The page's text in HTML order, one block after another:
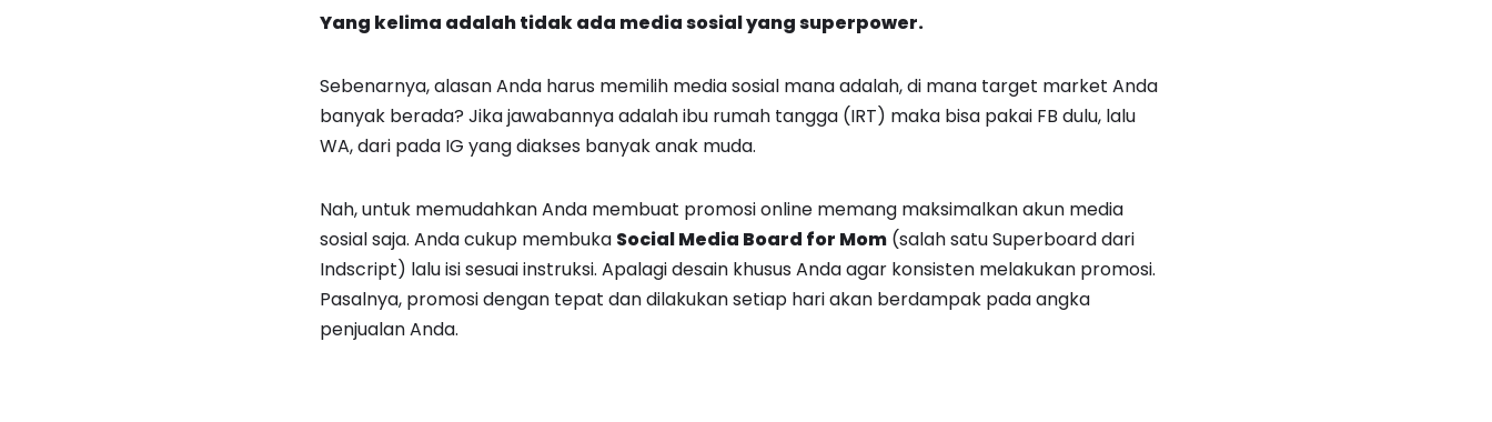
Yang kelima adalah tidak ada media sosial yang superpower.
Sebenarnya, alasan Anda harus memilih media sosial mana adalah, di mana target market Anda
banyak berada? Jika jawabannya adalah ibu rumah tangga (IRT) maka bisa pakai FB dulu, lalu
WA, dari pada IG yang diakses banyak anak muda.
Nah, untuk memudahkan Anda membuat promosi online memang maksimalkan akun media
sosial saja. Anda cukup membuka Social Media Board for Mom (salah satu Superboard dari
Indscript) lalu isi sesuai instruksi. Apalagi desain khusus Anda agar konsisten melakukan promosi.
Pasalnya, promosi dengan tepat dan dilakukan setiap hari akan berdampak pada angka
penjualan Anda.